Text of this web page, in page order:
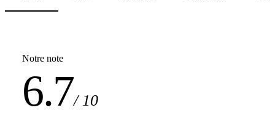
Notre note
6.7/ 10